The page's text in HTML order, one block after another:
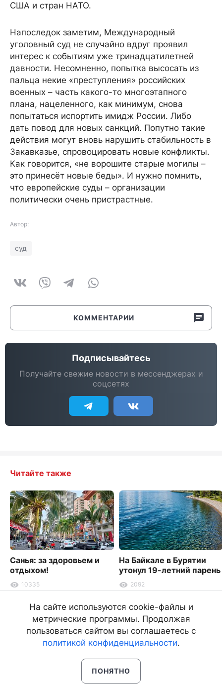
США и стран НАТО.
Напоследок заметим, Международный
уголовный суд не случайно вдруг проявил
интерес к событиям уже тринадцатилетней
давности. Несомненно, попытка высосать из
пальца некие «преступления» российских
военных – часть какого-то многоэтапного
плана, нацеленного, как минимум, снова
попытаться испортить имидж России. Либо
дать повод для новых санкций. Попутно такие
действия могут вновь нарушить стабильность в
Закавказье, спровоцировать новые конфликты.
Как говорится, «не ворошите старые могилы –
это принесёт новые беды». И нужно помнить,
что европейские суды – организации
политически очень пристрастные.
Автор:
суд
КОММЕНТАРИИ
Подписывайтесь
Получайте свежие новости в мессенджерах и
соцсетях
Читайте также
Санья: за здоровьем и
отдыхом!
10335
На Байкале в Бурятии
утонул 19-летний парень
2092
На сайте используются cookie-файлы и
метрические программы. Продолжая
пользоваться сайтом вы соглашаетесь с
политикой конфиденциальности.
ПОНЯТНО